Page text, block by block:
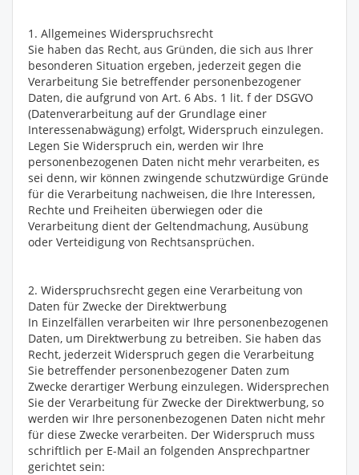
1. Allgemeines Widerspruchsrecht
Sie haben das Recht, aus Gründen, die sich aus Ihrer
besonderen Situation ergeben, jederzeit gegen die
Verarbeitung Sie betreffender personenbezogener
Daten, die aufgrund von Art. 6 Abs. 1 lit. f der DSGVO
(Datenverarbeitung auf der Grundlage einer
Interessenabwägung) erfolgt, Widerspruch einzulegen.
Legen Sie Widerspruch ein, werden wir Ihre
personenbezogenen Daten nicht mehr verarbeiten, es
sei denn, wir können zwingende schutzwürdige Gründe
für die Verarbeitung nachweisen, die Ihre Interessen,
Rechte und Freiheiten überwiegen oder die
Verarbeitung dient der Geltendmachung, Ausübung
oder Verteidigung von Rechtsansprüchen.
2. Widerspruchsrecht gegen eine Verarbeitung von
Daten für Zwecke der Direktwerbung
In Einzelfällen verarbeiten wir Ihre personenbezogenen
Daten, um Direktwerbung zu betreiben. Sie haben das
Recht, jederzeit Widerspruch gegen die Verarbeitung
Sie betreffender personenbezogener Daten zum
Zwecke derartiger Werbung einzulegen. Widersprechen
Sie der Verarbeitung für Zwecke der Direktwerbung, so
werden wir Ihre personenbezogenen Daten nicht mehr
für diese Zwecke verarbeiten. Der Widerspruch muss
schriftlich per E-Mail an folgenden Ansprechpartner
gerichtet sein: